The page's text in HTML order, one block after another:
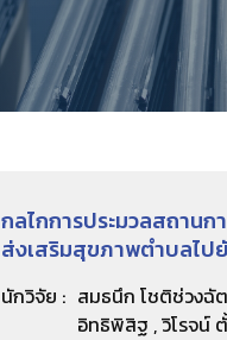
กลไกการประมวลสถาน
ส่งเสริมสุขภาพตำบลไป
นักวิจัย : สมธนึก โชติช่วงฉั
อิทธิพิสิฐ , วิโรจน์